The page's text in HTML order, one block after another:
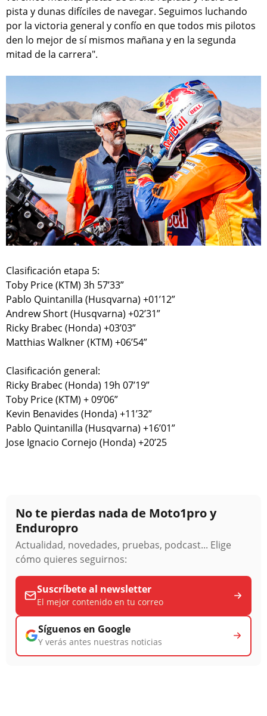
pista y dunas difíciles de navegar. Seguimos luchando
por la victoria general y confío en que todos mis pilotos
den lo mejor de sí mismos mañana y en la segunda
mitad de la carrera".
Clasificación etapa 5:
Toby Price (KTM) 3h 57’33”
Pablo Quintanilla (Husqvarna) +01’12”
Andrew Short (Husqvarna) +02’31”
Ricky Brabec (Honda) +03’03”
Matthias Walkner (KTM) +06’54”
Clasificación general:
Ricky Brabec (Honda) 19h 07’19”
Toby Price (KTM) + 09’06”
Kevin Benavides (Honda) +11’32”
Pablo Quintanilla (Husqvarna) +16’01”
Jose Ignacio Cornejo (Honda) +20’25
No te pierdas nada de Moto1pro y
Enduropro
Actualidad, novedades, pruebas, podcast... Elige
cómo quieres seguirnos:
Suscríbete al newsletter
El mejor contenido en tu correo
Síguenos en Google
Y verás antes nuestras noticias